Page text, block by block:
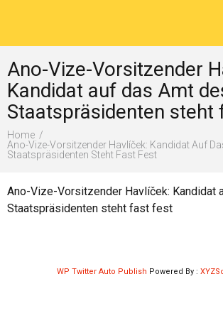
Lokal
Ratgeber
Service
Ano-Vize-Vorsitzender
Kandidat auf das Amt
Staatspräsidenten steht
Home
Ano-Vize-Vorsitzender Havlíček: Kandidat Auf
Staatspräsidenten Steht Fast Fest
Ano-Vize-Vorsitzender Havlíček: Kandidat
Staatspräsidenten steht fast fest
WP Twitter Auto Publish Powered By :